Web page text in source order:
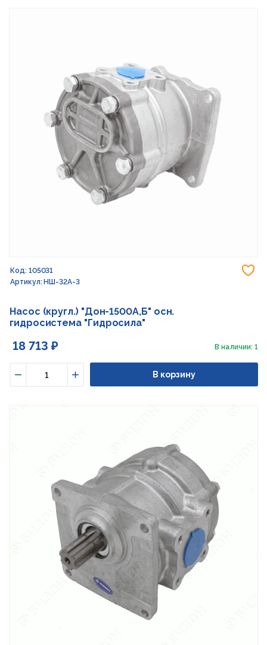
Код: 105031
Артикул: НШ-32А-3
Насос (кругл.) "Дон-1500А,Б" осн.
гидросистема "Гидросила"
18 713 ₽ В наличии: 1
Увеличить
В корзину